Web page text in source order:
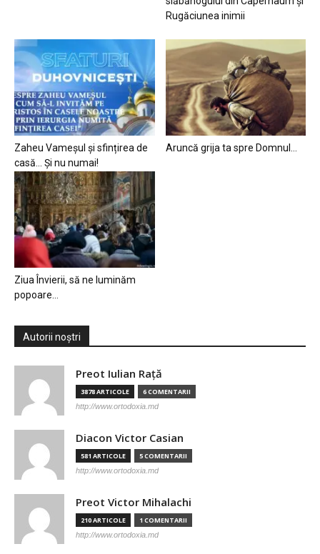
Rugăciunea inimii
Zaheu Vameșul și sfințirea de
casă… Și nu numai!
Aruncă grija ta spre Domnul…
Ziua Învierii, să ne luminăm
popoare…
Autorii noștri
Preot Iulian Raţă
3878 ARTICOLE 6 COMENTARII
http://www.ortodoxia.md
Diacon Victor Casian
581 ARTICOLE 5 COMENTARII
http://www.ortodoxia.md
Preot Victor Mihalachi
210 ARTICOLE 1 COMENTARII
http://www.ortodoxia.md